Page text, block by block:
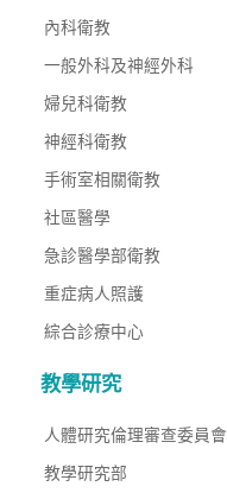
內科衛教
一般外科及神經外科
婦兒科衛教
神經科衛教
手術室相關衛教
社區醫學
急診醫學部衛教
重症病人照護
綜合診療中心
教學研究
人體研究倫理審查委員會
教學研究部